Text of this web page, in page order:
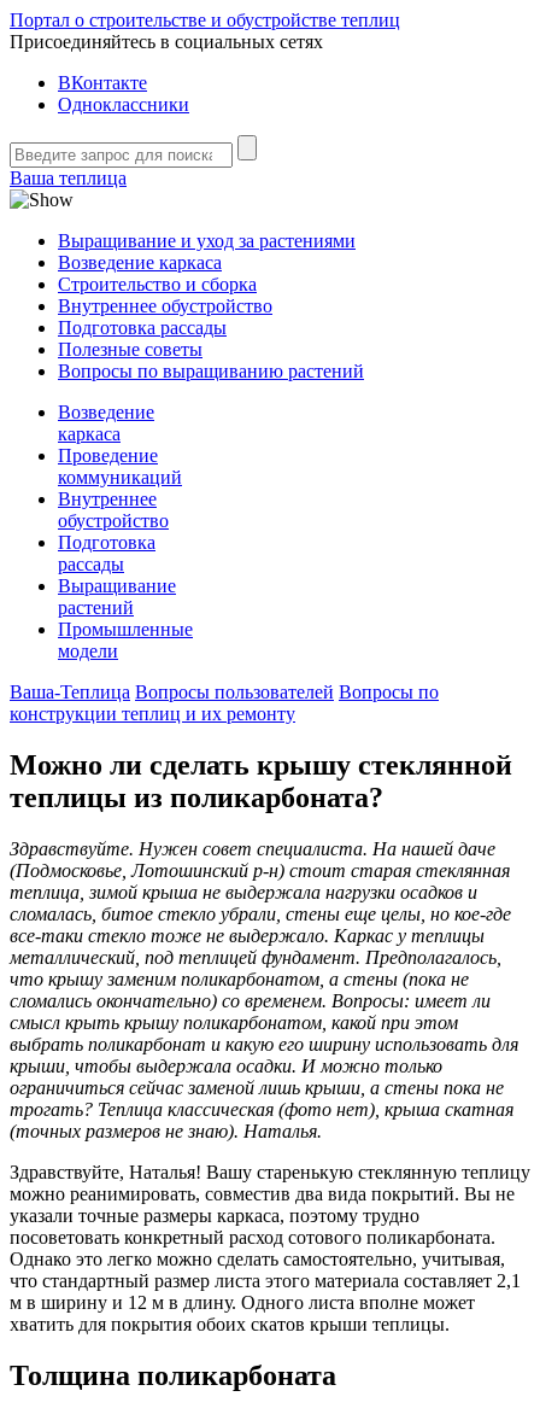
Портал о строительстве и обустройстве теплиц
Присоединяйтесь в социальных сетях
ВКонтакте
Одноклассники
Ваша теплица
Выращивание и уход за растениями
Возведение каркаса
Строительство и сборка
Внутреннее обустройство
Подготовка рассады
Полезные советы
Вопросы по выращиванию растений
Возведение
каркаса
Проведение
коммуникаций
Внутреннее
обустройство
Подготовка
рассады
Выращивание
растений
Промышленные
модели
Ваша-Теплица Вопросы пользователей Вопросы по
конструкции теплиц и их ремонту
Можно ли сделать крышу стеклянной
теплицы из поликарбоната?
Здравствуйте. Нужен совет специалиста. На нашей даче
(Подмосковье, Лотошинский р-н) стоит старая стеклянная
теплица, зимой крыша не выдержала нагрузки осадков и
сломалась, битое стекло убрали, стены еще целы, но кое-где
все-таки стекло тоже не выдержало. Каркас у теплицы
металлический, под теплицей фундамент. Предполагалось,
что крышу заменим поликарбонатом, а стены (пока не
сломались окончательно) со временем. Вопросы: имеет ли
смысл крыть крышу поликарбонатом, какой при этом
выбрать поликарбонат и какую его ширину использовать для
крыши, чтобы выдержала осадки. И можно только
ограничиться сейчас заменой лишь крыши, а стены пока не
трогать? Теплица классическая (фото нет), крыша скатная
(точных размеров не знаю). Наталья.
Здравствуйте, Наталья! Вашу старенькую стеклянную теплицу
можно реанимировать, совместив два вида покрытий. Вы не
указали точные размеры каркаса, поэтому трудно
посоветовать конкретный расход сотового поликарбоната.
Однако это легко можно сделать самостоятельно, учитывая,
что стандартный размер листа этого материала составляет 2,1
м в ширину и 12 м в длину. Одного листа вполне может
хватить для покрытия обоих скатов крыши теплицы.
Толщина поликарбоната